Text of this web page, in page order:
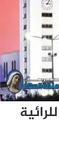
للرائية